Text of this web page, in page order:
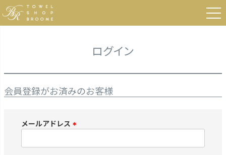
HOME ログイン
ログイン
会員登録がお済みのお客様
メールアドレス
必